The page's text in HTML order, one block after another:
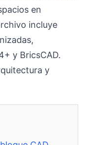
en
incluye
y BricsCAD.
y